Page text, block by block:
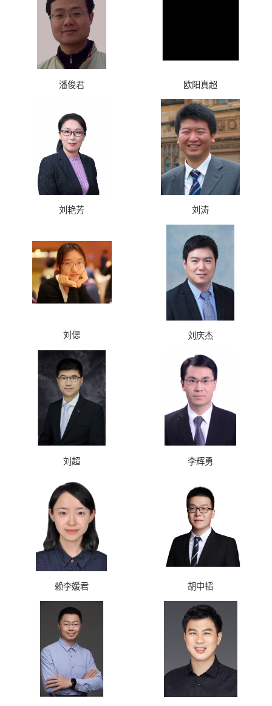
潘俊君 欧阳真超
刘艳芳 刘涛
刘偲 刘庆杰
刘超 李辉勇
赖李媛君 胡中韬